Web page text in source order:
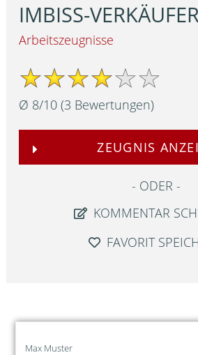
IMBISS-
Arbeitszeugnisse
Ø 8/10 (3 Bewertungen)
ZEUGNIS
ODER
KOMMENTAR
FAVORIT
Max Muster